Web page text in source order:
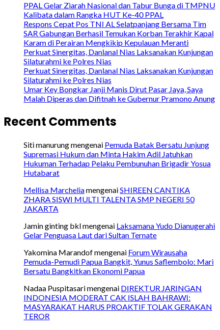
PPAL Gelar Ziarah Nasional dan Tabur Bunga di TMPNU
Kalibata dalam Rangka HUT Ke-40 PPAL
Respons Cepat Pos TNI AL Selatpanjang Bersama Tim
SAR Gabungan Berhasil Temukan Korban Terakhir Kapal
Karam di Perairan Mengkikip Kepulauan Meranti
Perkuat Sinergitas, Danlanal Nias Laksanakan Kunjungan
Silaturahmi ke Polres Nias
Perkuat Sinergitas, Danlanal Nias Laksanakan Kunjungan
Silaturahmi ke Polres Nias
Umar Key Bongkar Janji Manis Dirut Pasar Jaya, Saya
Malah Diperas dan Difitnah ke Gubernur Pramono Anung
Recent Comments
Siti manurungmengenai Pemuda Batak Bersatu Junjung
Supremasi Hukum dan Minta Hakim Adil Jatuhkan
Hukuman Terhadap Pelaku Pembunuhan Brigadir Yosua
Hutabarat
Mellisa MarcheliamengenaiSHIREEN CANTIKA
ZHARA SISWI MULTI TALENTA SMP NEGERI 50
JAKARTA
Jamin ginting bklmengenai Laksamana Yudo Dianugerahi
Gelar Penguasa Laut dari Sultan Ternate
Yakomina Marandofmengenai Forum Wirausaha
Pemuda-Pemudi Papua Bangkit, Yunus Saflembolo: Mari
Bersatu Bangkitkan Ekonomi Papua
Nadaa Puspitasarimengenai DIREKTUR JARINGAN
INDONESIA MODERAT CAK ISLAH BAHRAWI:
MASYARAKAT HARUS PROAKTIF TOLAK GERAKAN
TEROR